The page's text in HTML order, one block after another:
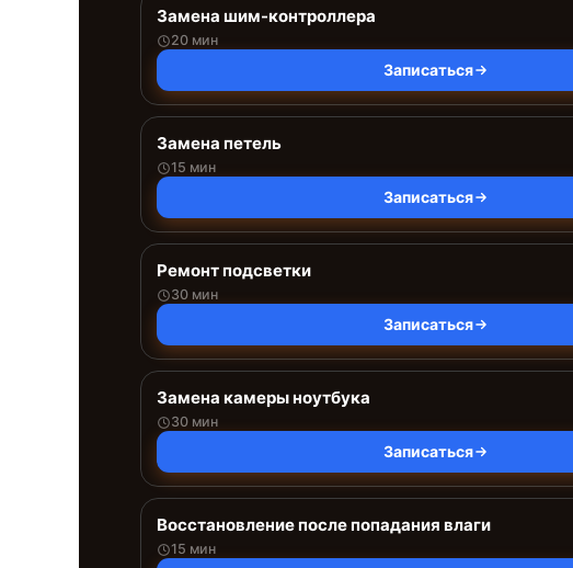
Замена шим-контроллера
20 мин
Записаться
Замена петель
15 мин
Записаться
Ремонт подсветки
30 мин
Записаться
Замена камеры ноутбука
30 мин
Записаться
Восстановление после попадания влаги
15 мин